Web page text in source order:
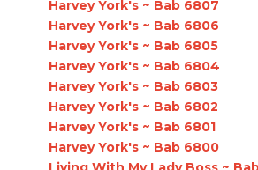
Harvey York's ~ Bab 6807
Harvey York's ~ Bab 6806
Harvey York's ~ Bab 6805
Harvey York's ~ Bab 6804
Harvey York's ~ Bab 6803
Harvey York's ~ Bab 6802
Harvey York's ~ Bab 6801
Harvey York's ~ Bab 6800